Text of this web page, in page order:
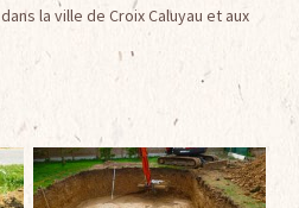
la ville de Croix Caluyau et aux